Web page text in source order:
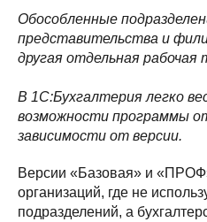
Обособленные
представительства и
другая отдельная рабочая
В 1С:Бухгалтерия легко
возможности программы
зависимости от версии.
Версии «Базовая» и
организаций, где не
подразделений, а